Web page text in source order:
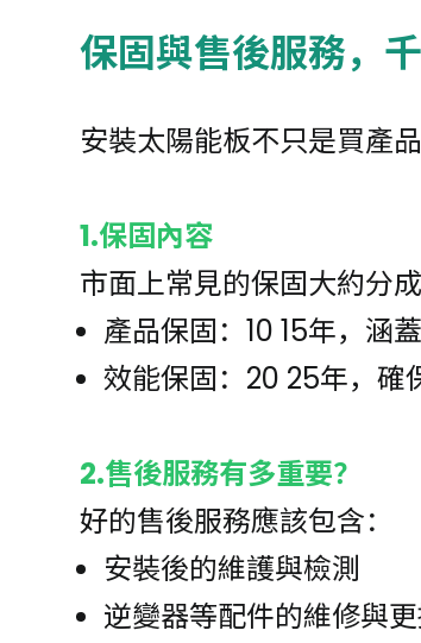
保固與售後服務，千
安裝太陽能板不只是買產
1.保固內容
市面上常見的保固大約分成
產品保固：10 15年，涵
效能保固：20 25年，確
2.售後服務有多重要？
好的售後服務應該包含：
安裝後的維護與檢測
逆變器等配件的維修與